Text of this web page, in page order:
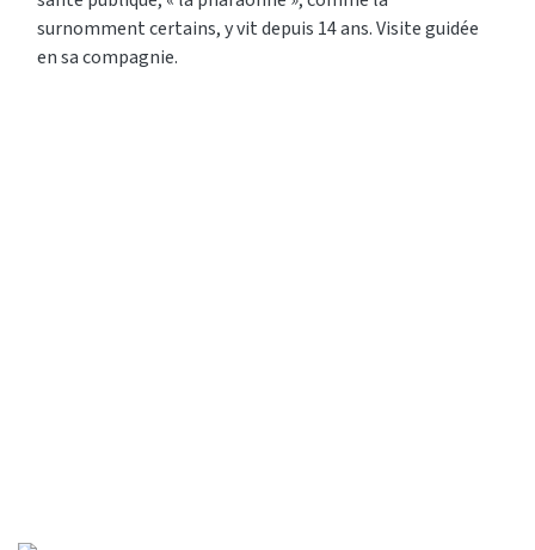
surnomment certains, y vit depuis 14 ans. Visite guidée
en sa compagnie.